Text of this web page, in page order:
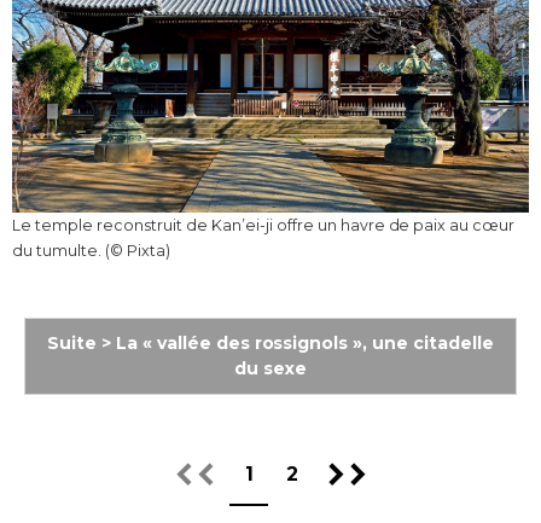
Le temple reconstruit de Kan’ei-ji offre un havre de paix au cœur
du tumulte. (© Pixta)
Suite > La « vallée des rossignols », une citadelle
du sexe
1 2